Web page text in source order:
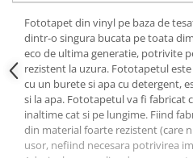
Fototapet din vinyl pe baza de
dintr-o singura bucata pe toata
eco de ultima generatie, potrivite
rezistent la uzura. Fototapetul
cu un burete si apa cu detergent,
si la apa. Fototapetul va fi fabricat
inaltime cat si pe lungime. Fiind
din material foarte rezistent (care
usor, nefiind necesara potrivirea